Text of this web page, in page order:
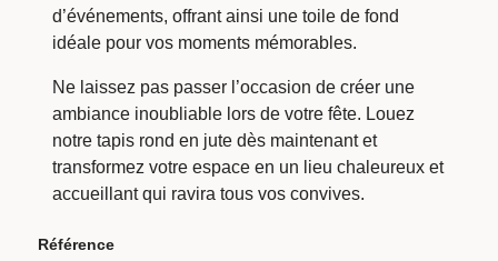
d’événements, offrant ainsi une toile de fond
idéale pour vos moments mémorables.
Ne laissez pas passer l’occasion de créer une
ambiance inoubliable lors de votre fête. Louez
notre tapis rond en jute dès maintenant et
transformez votre espace en un lieu chaleureux et
accueillant qui ravira tous vos convives.
Référence